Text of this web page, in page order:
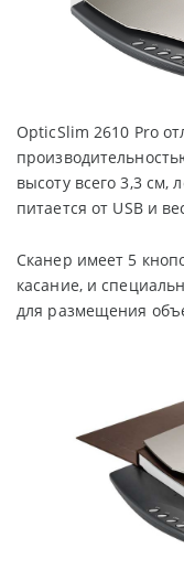
OpticSlim 2610 Pro
высоту всего 3,3 см,
питается от USB и
Сканер имеет 5
касание, и
для размещения